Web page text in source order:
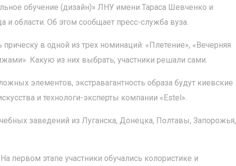
обучение (дизайн)» ЛНУ имени Тараса Шевченко и
области. Об этом сообщает пресс-служба вуза.
в одной из трех номинаций: «Плетение», «Вечерняя
Какую из них выбрать, участники решали сами.
элементов, экстравагантность образа будут киевские
и технологи-эксперты компании «Estel».
заведений из Луганска, Донецка, Полтавы, Запорожья,
первом этапе участники обучались колористике и